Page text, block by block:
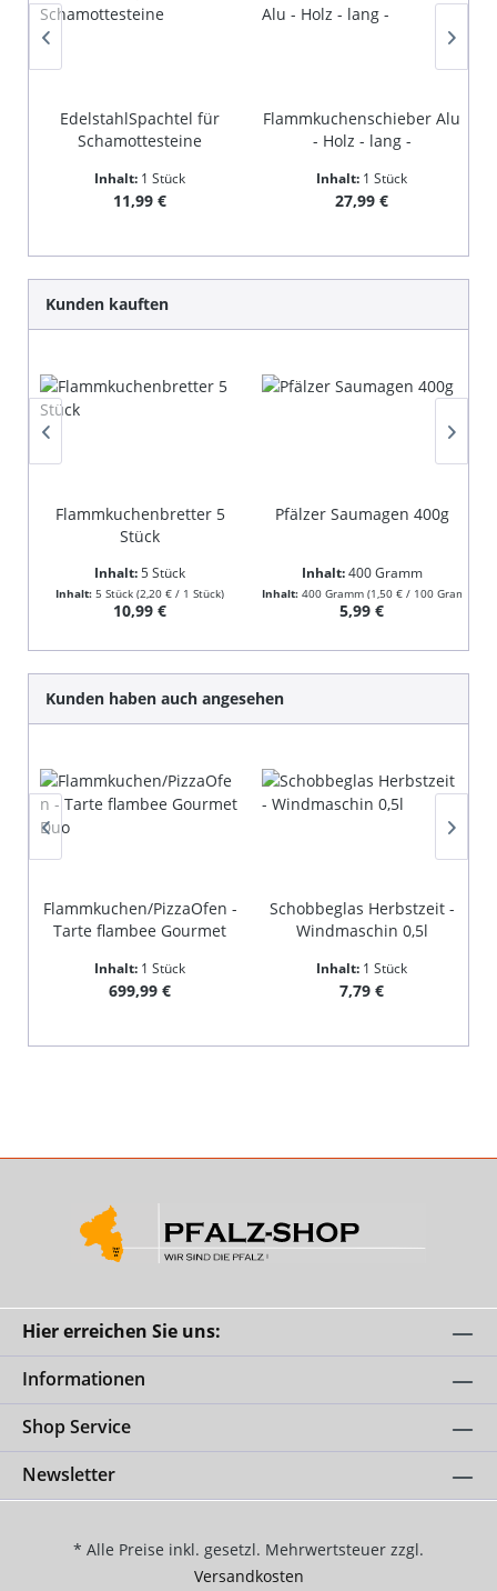
EdelstahlSpachtel für
Schamottesteine
Inhalt: 1 Stück
Regulärer Preis:
11,99 €
Flammkuchenschieber Alu
- Holz - lang -
Inhalt: 1 Stück
Regulärer Preis:
27,99 €
Kunden kauften
Flammkuchenbretter 5
Stück
Inhalt:5 Stück
Inhalt: 5 Stück (2,20 € / 1 Stück)
Regulärer Preis:
10,99 €
Pfälzer Saumagen 400g
Inhalt:400 Gramm
Inhalt: 400 Gramm (1,50 € / 100 Gramm)
Regulärer Preis:
5,99 €
Kunden haben auch angesehen
Flammkuchen/PizzaOfen -
Tarte flambee Gourmet
Inhalt: 1 Stück
Regulärer Preis:
699,99 €
Schobbeglas Herbstzeit -
Windmaschin 0,5l
Inhalt: 1 Stück
Regulärer Preis:
7,79 €
Hier erreichen Sie uns:
Informationen
Shop Service
Newsletter
* Alle Preise inkl. gesetzl. Mehrwertsteuer zzgl.
Versandkosten